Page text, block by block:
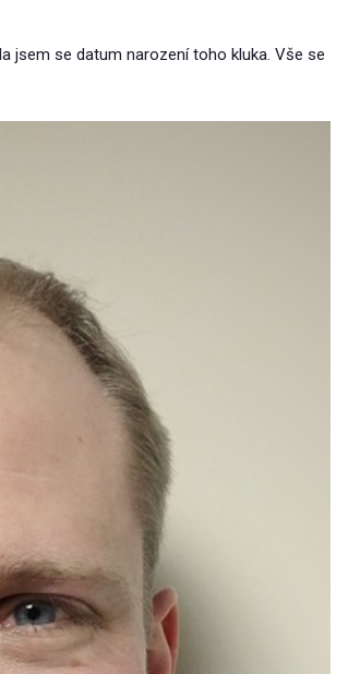
jsem se datum narození toho kluka. Vše se